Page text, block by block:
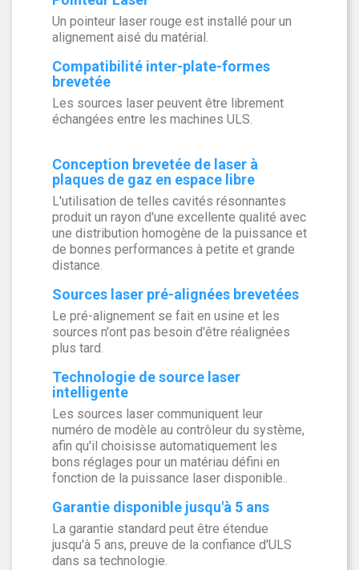
Un pointeur laser rouge est installé pour un
alignement aisé du matérial.
Compatibilité inter-plate-formes
brevetée
Les sources laser peuvent être librement
échangées entre les machines ULS.
Conception brevetée de laser à
plaques de gaz en espace libre
L'utilisation de telles cavités résonnantes
produit un rayon d'une excellente qualité avec
une distribution homogène de la puissance et
de bonnes performances à petite et grande
distance.
Sources laser pré-alignées brevetées
Le pré-alignement se fait en usine et les
sources n'ont pas besoin d'être réalignées
plus tard.
Technologie de source laser
intelligente
Les sources laser communiquent leur
numéro de modèle au contrôleur du système,
afin qu'il choisisse automatiquement les
bons réglages pour un matériau défini en
fonction de la puissance laser disponible..
Garantie disponible jusqu'à 5 ans
La garantie standard peut être étendue
jusqu'à 5 ans, preuve de la confiance d'ULS
dans sa technologie.